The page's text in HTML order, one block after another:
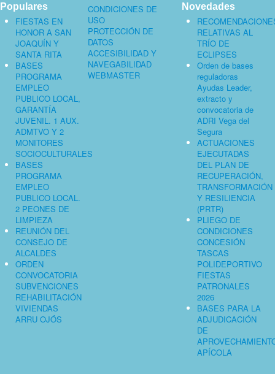
Populares
FIESTAS EN
HONOR A SAN
JOAQUÍN Y
SANTA RITA
BASES
PROGRAMA
EMPLEO
PUBLICO LOCAL,
GARANTÍA
JUVENIL. 1 AUX.
ADMTVO Y 2
MONITORES
SOCIOCULTURALES
BASES
PROGRAMA
EMPLEO
PUBLICO LOCAL.
2 PEONES DE
LIMPIEZA
REUNIÓN DEL
CONSEJO DE
ALCALDES
ORDEN
CONVOCATORIA
SUBVENCIONES
REHABILITACIÓN
VIVIENDAS
ARRU OJÓS
CONDICIONES DE
USO
PROTECCIÓN DE
DATOS
ACCESIBILIDAD Y
NAVEGABILIDAD
WEBMASTER
Novedades
RELATIVAS AL
TRÍO DE
ECLIPSES
Orden de bases
reguladoras
Ayudas Leader,
extracto y
convocatoria de
ADRI Vega del
Segura
ACTUACIONES
EJECUTADAS
DEL PLAN DE
RECUPERACIÓN,
TRANSFORMACIÓN
Y RESILIENCIA
(PRTR)
PLIEGO DE
CONDICIONES
CONCESIÓN
TASCAS
POLIDEPORTIVO
FIESTAS
PATRONALES
2026
BASES PARA LA
ADJUDICACIÓN
DE
APÍCOLA